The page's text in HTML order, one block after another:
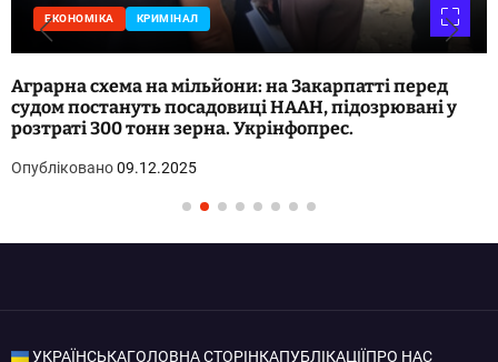
ЕКОНОМІКА КРИМІНАЛ
Аграрна схема на мільйони: на Закарпатті перед
судом постануть посадовиці НААН, підозрювані у
розтраті 300 тонн зерна. Укрінфопрес.
Опубліковано09.12.2025
УКРАЇНСЬКАГОЛОВНА СТОРІНКАПУБЛІКАЦІЇПРО НАС